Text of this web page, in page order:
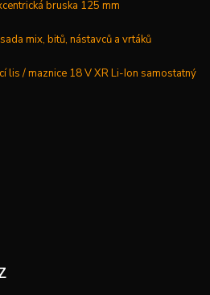
bruska 125 mm
mix, bitů, nástavců a vrtáků
lis / maznice 18 V XR Li-Ion samostatný